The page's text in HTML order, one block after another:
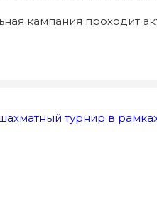
кампания проходит